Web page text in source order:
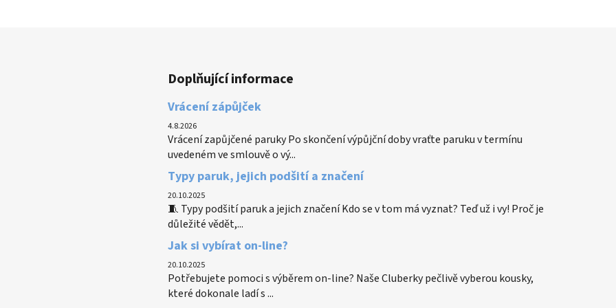
Doplňující informace
Vrácení zápůjček
4.8.2026
Vrácení zapůjčené paruky Po skončení výpůjční doby vraťte paruku v termínu
uvedeném ve smlouvě o vý...
Typy paruk, jejich podšití a značení
20.10.2025
🧵 Typy podšití paruk a jejich značení Kdo se v tom má vyznat? Teď už i vy! Proč je
důležité vědět,...
Jak si vybírat on-line?
20.10.2025
Potřebujete pomoci s výběrem on-line? Naše Cluberky pečlivě vyberou kousky,
které dokonale ladí s ...